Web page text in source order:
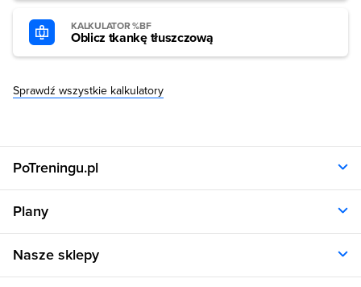
KALKULATOR %BF
Oblicz tkankę tłuszczową
Sprawdź wszystkie kalkulatory
PoTreningu.pl
Polityka prywatności
Regulamin
RODO
Aplikacja
Plany
Plany dla kobiet
Plany dla mężczyzn
Nasze sklepy